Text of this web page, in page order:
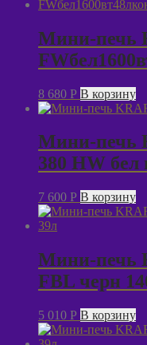
Мини-печь
8 680 P В корзину
Мини-печь
380 HW бел
7 600 P В корзину
Мини-печь
FBL черн
5 010 P В корзину